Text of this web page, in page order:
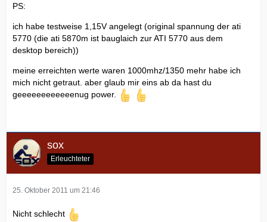
PS:
ich habe testweise 1,15V angelegt (original spannung der ati
5770 (die ati 5870m ist bauglaich zur ATI 5770 aus dem
desktop bereich))
meine erreichten werte waren 1000mhz/1350 mehr habe ich
mich nicht getraut. aber glaub mir eins ab da hast du
geeeeeeeeeeeenug power.
sox
Erleuchteter
25. Oktober 2011 um 21:46
Nicht schlecht